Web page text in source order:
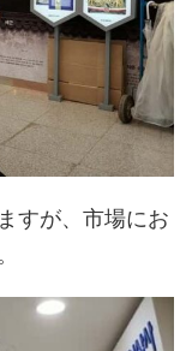
すが、市場にお